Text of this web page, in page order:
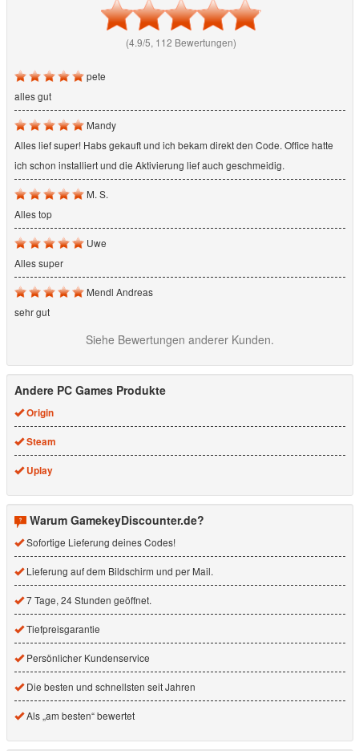
(4.9/5, 112 Bewertungen)
pete
alles gut
Mandy
Alles lief super! Habs gekauft und ich bekam direkt den Code. Office hatte
ich schon installiert und die Aktivierung lief auch geschmeidig.
M. S.
Alles top
Uwe
Alles super
Mendl Andreas
sehr gut
Siehe Bewertungen anderer Kunden.
Andere PC Games Produkte
Origin
Steam
Uplay
Warum GamekeyDiscounter.de?
Sofortige Lieferung deines Codes!
Lieferung auf dem Bildschirm und per Mail.
7 Tage, 24 Stunden geöffnet.
Tiefpreisgarantie
Persönlicher Kundenservice
Die besten und schnellsten seit Jahren
Als „am besten“ bewertet